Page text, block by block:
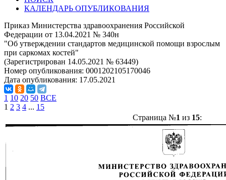
КАЛЕНДАРЬ ОПУБЛИКОВАНИЯ
Приказ Министерства здравоохранения Российской
Федерации от 13.04.2021 № 340н
"Об утверждении стандартов медицинской помощи взрослым
при саркомах костей"
(Зарегистрирован 14.05.2021 № 63449)
Номер опубликования: 0001202105170046
Дата опубликования: 17.05.2021
1 10 20 50 ВСЕ
1 2 3 4 ... 15
Страница №1 из 15: